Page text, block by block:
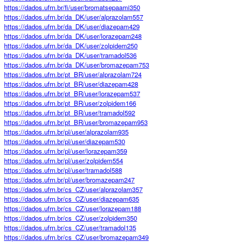
https://dados.ufrn.br/fi/user/bromatsepaami350
https://dados.ufrn.br/da_DK/user/alprazolam557
https://dados.ufrn.br/da_DK/user/diazepam429
https://dados.ufrn.br/da_DK/user/lorazepam248
https://dados.ufrn.br/da_DK/user/zolpidem250
https://dados.ufrn.br/da_DK/user/tramadol536
https://dados.ufrn.br/da_DK/user/bromazepam753
https://dados.ufrn.br/pt_BR/user/alprazolam724
https://dados.ufrn.br/pt_BR/user/diazepam428
https://dados.ufrn.br/pt_BR/user/lorazepam537
https://dados.ufrn.br/pt_BR/user/zolpidem166
https://dados.ufrn.br/pt_BR/user/tramadol592
https://dados.ufrn.br/pt_BR/user/bromazepam953
https://dados.ufrn.br/pl/user/alprazolam935
https://dados.ufrn.br/pl/user/diazepam530
https://dados.ufrn.br/pl/user/lorazepam359
https://dados.ufrn.br/pl/user/zolpidem554
https://dados.ufrn.br/pl/user/tramadol588
https://dados.ufrn.br/pl/user/bromazepam247
https://dados.ufrn.br/cs_CZ/user/alprazolam357
https://dados.ufrn.br/cs_CZ/user/diazepam635
https://dados.ufrn.br/cs_CZ/user/lorazepam188
https://dados.ufrn.br/cs_CZ/user/zolpidem350
https://dados.ufrn.br/cs_CZ/user/tramadol135
https://dados.ufrn.br/cs_CZ/user/bromazepam349